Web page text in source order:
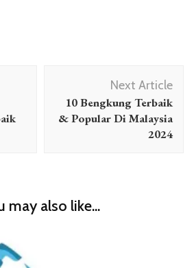
Next Article
10 Bengkung Terbaik
& Popular Di Malaysia
2024
may also like...